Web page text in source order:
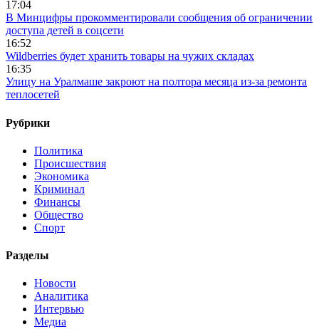
17:04
В Минцифры прокомментировали сообщения об ограничении
доступа детей в соцсети
16:52
Wildberries будет хранить товары на чужих складах
16:35
Улицу на Уралмаше закроют на полтора месяца из-за ремонта
теплосетей
Рубрики
Политика
Происшествия
Экономика
Криминал
Финансы
Общество
Спорт
Разделы
Новости
Аналитика
Интервью
Медиа